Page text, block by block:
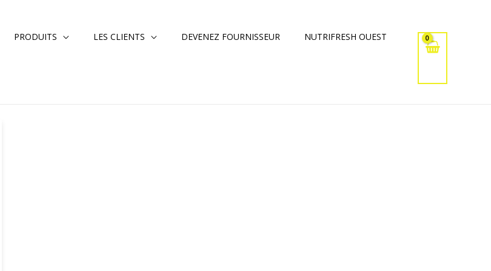
PRODUITS LES CLIENTS DEVENEZ FOURNISSEUR NUTRIFRESH OUEST